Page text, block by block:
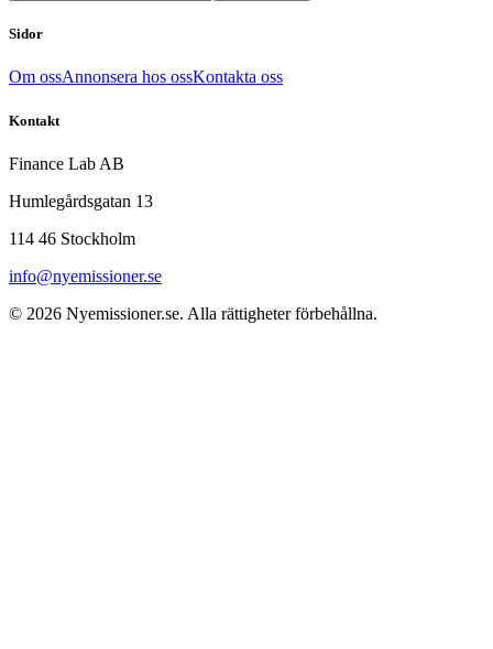
Sidor
Om ossAnnonsera hos ossKontakta oss
Kontakt
Finance Lab AB
Humlegårdsgatan 13
114 46 Stockholm
info@nyemissioner.se
© 2026 Nyemissioner.se. Alla rättigheter förbehållna.